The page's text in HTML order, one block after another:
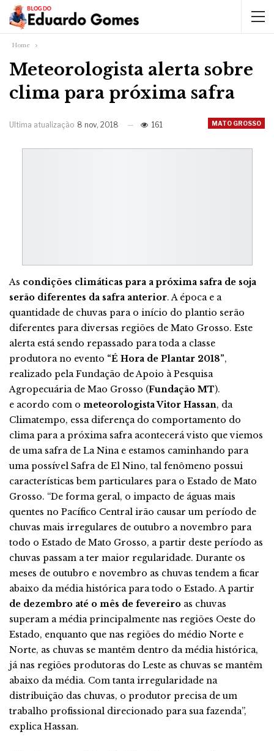
Home
Meteorologista alerta sobre
clima para próxima safra
MATO GROSSO
Ultima atualização 8 nov, 2018 161
As condições climáticas para a próxima safra de soja
serão diferentes da safra anterior. A época e a
quantidade de chuvas para o início do plantio serão
diferentes para diversas regiões de Mato Grosso. Este
alerta está sendo repassado para toda a classe
produtora no evento “É Hora de Plantar 2018”,
realizado pela Fundação de Apoio à Pesquisa
Agropecuária de Mao Grosso (Fundação MT).
e acordo com o meteorologista Vitor Hassan, da
Climatempo, essa diferença do comportamento do
clima para a próxima safra acontecerá visto que viemos
de uma safra de La Nina e estamos caminhando para
uma possível Safra de El Nino, tal fenômeno possui
características bem particulares para o Estado de Mato
Grosso. “De forma geral, o impacto de águas mais
quentes no Pacífico Central irão causar um período de
chuvas mais irregulares de outubro a novembro para
todo o Estado de Mato Grosso, a partir deste período as
chuvas passam a ter maior regularidade. Durante os
meses de outubro e novembro as chuvas tendem a ficar
abaixo da média histórica para todo o Estado. A partir
de dezembro até o mês de fevereiro as chuvas
superam a média principalmente nas regiões Oeste do
Estado, enquanto que nas regiões do médio Norte e
Norte, as chuvas se mantêm dentro da média histórica,
já nas regiões produtoras do Leste as chuvas se mantêm
abaixo da média. Com tanta irregularidade na
distribuição das chuvas, o produtor precisa de um
trabalho profissional direcionado para sua fazenda”,
explica Hassan.